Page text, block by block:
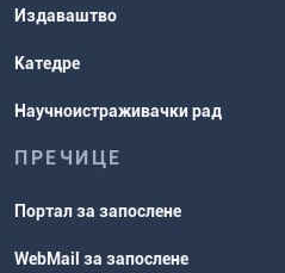
Издаваштво
Катедре
Научноистраживачки рад
ПРЕЧИЦЕ
Портал за запослене
WebMail за запослене